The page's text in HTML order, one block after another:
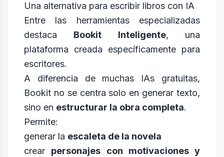
Una alternativa para escribir libros con IA
Entre las herramientas especializadas
destaca Bookit Inteligente, una
plataforma creada específicamente para
escritores.
A diferencia de muchas IAs gratuitas,
Bookit no se centra solo en generar texto,
sino en estructurar la obra completa.
Permite:
generar la escaleta de la novela
crear personajes con motivaciones y